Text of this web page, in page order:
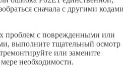
сначала с другими
проблем с поврежденными или
выполните тщательный осмотр
или замените
необходимости.